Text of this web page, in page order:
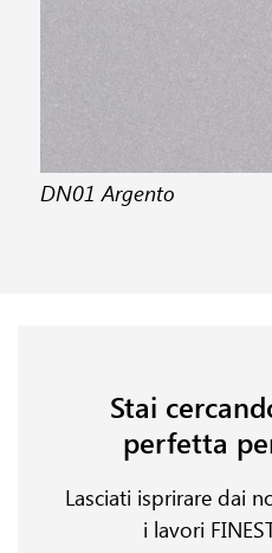
DN01 Argento
Stai
perfetta
Lasciati isprirare dai
i lavori